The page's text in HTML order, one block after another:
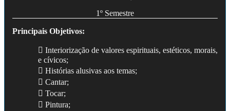
1º Semestre
Principais Objetivos:
 Interiorização de valores espirituais, estéticos, morais,
e cívicos;
 Histórias alusivas aos temas;
 Cantar;
 Tocar;
 Pintura;